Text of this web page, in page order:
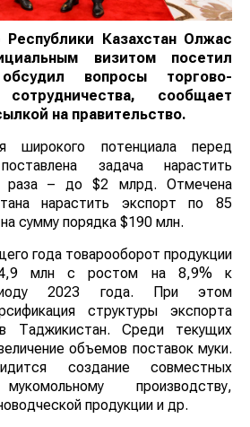
Казахстан Олжас
визитом посетил
вопросы торгово-
сотрудничества, сообщает
на правительство.
широкого потенциала перед
задача нарастить
раза – до $2 млрд. Отмечена
нарастить экспорт по 85
сумму порядка $190 млн.
года товарооборот продукции
млн с ростом на 8,9% к
2023 года. При этом
структуры экспорта
в Таджикистан. Среди текущих
объемов поставок муки.
создание совместных
производству,
продукции и др.